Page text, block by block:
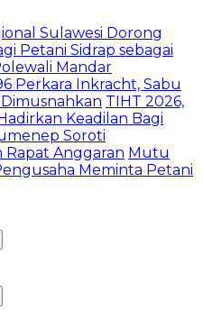
Sulawesi Dorong
Petani Sidrap sebagai
Mandar
Perkara Inkracht, Sabu
TIHT 2026,
Keadilan Bagi
Soroti
Rapat Anggaran Mutu
Meminta Petani